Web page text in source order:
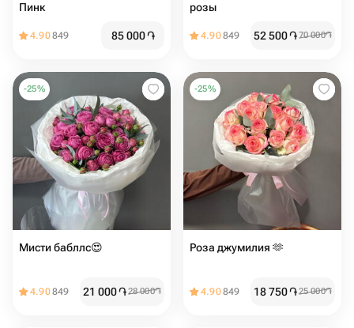
Пинк️
4.90849 85 000֏
розы️️
4.90849 52 500֏70 000֏
-25%
Мисти бабллс😍
4.90849 21 000֏28 000֏
-25%
Роза джумилия 🫶
4.90849 18 750֏25 000֏